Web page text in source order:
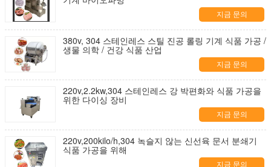
지금 문의
380v, 304 스테인레스 스틸 진공 롤링 기계 식품 가공 /
생물 의학 / 건강 식품 산업
지금 문의
220v,2.2kw,304 스테인레스 강 박편화와 식품 가공을
위한 다이싱 장비
지금 문의
220v,200kilo/h,304 녹슬지 않는 신선육 문서 분쇄기
식품 가공을 위해
지금 문의